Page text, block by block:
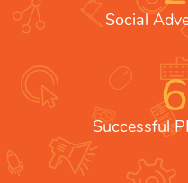
Social
Successful